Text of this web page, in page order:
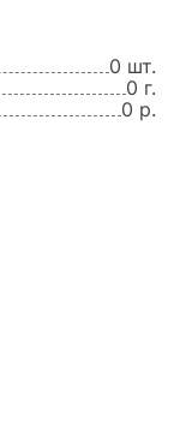
0 шт.
0 г.
0 р.